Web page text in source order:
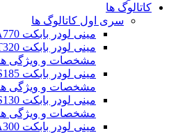
کاتالوگ ها
سری اول کاتالوگ ها
مینی لودر بابکت Bobcat A770
مشخصات و ویژگی
مشخصات و ویژگی
مشخصات و ویژگی
مینی لودر بابکت Bobcat A300